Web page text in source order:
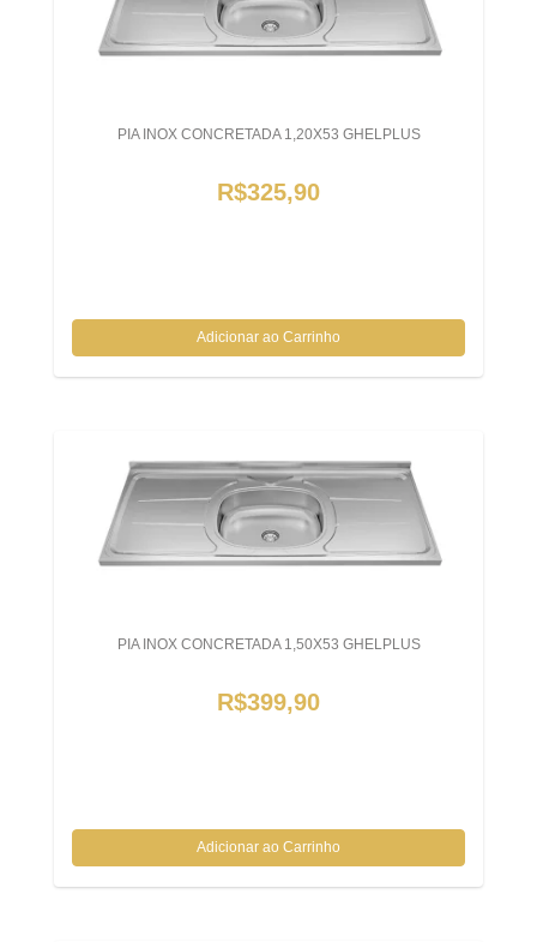
PIA INOX CONCRETADA 1,20X53 GHELPLUS
R$325,90
PIA INOX CONCRETADA 1,50X53 GHELPLUS
R$399,90